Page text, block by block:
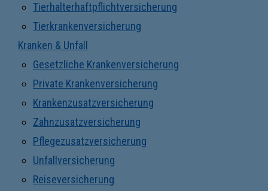
Tierhalterhaftpflichtversicherung
Tierkrankenversicherung
Kranken & Unfall
Gesetzliche Krankenversicherung
Private Krankenversicherung
Krankenzusatzversicherung
Zahnzusatzversicherung
Pflegezusatzversicherung
Unfallversicherung
Reiseversicherung